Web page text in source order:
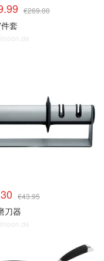
€269.00
套
€43.95
刀器